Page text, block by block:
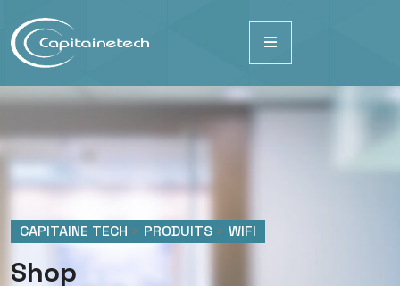
CAPITAINE TECH > PRODUITS > WIFI
Shop